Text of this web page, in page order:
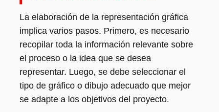
La elaboración de la representación gráfica
implica varios pasos. Primero, es necesario
recopilar toda la información relevante sobre
el proceso o la idea que se desea
representar. Luego, se debe seleccionar el
tipo de gráfico o dibujo adecuado que mejor
se adapte a los objetivos del proyecto.